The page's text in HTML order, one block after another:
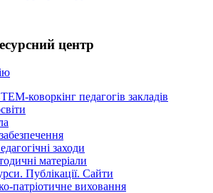
центр
коворкінг педагогів закладів
заходи
матеріали
Публікації. Сайти
патріотичне виховання